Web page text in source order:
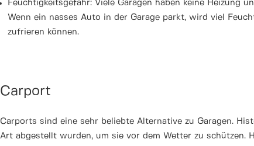
Feuchtigkeitsgefahr: Viele Garagen haben keine Heizung
Wenn ein nasses Auto in der Garage parkt, wird viel
zufrieren können.
Carport
Carports sind eine sehr beliebte Alternative zu Garagen.
Art abgestellt wurden, um sie vor dem Wetter zu